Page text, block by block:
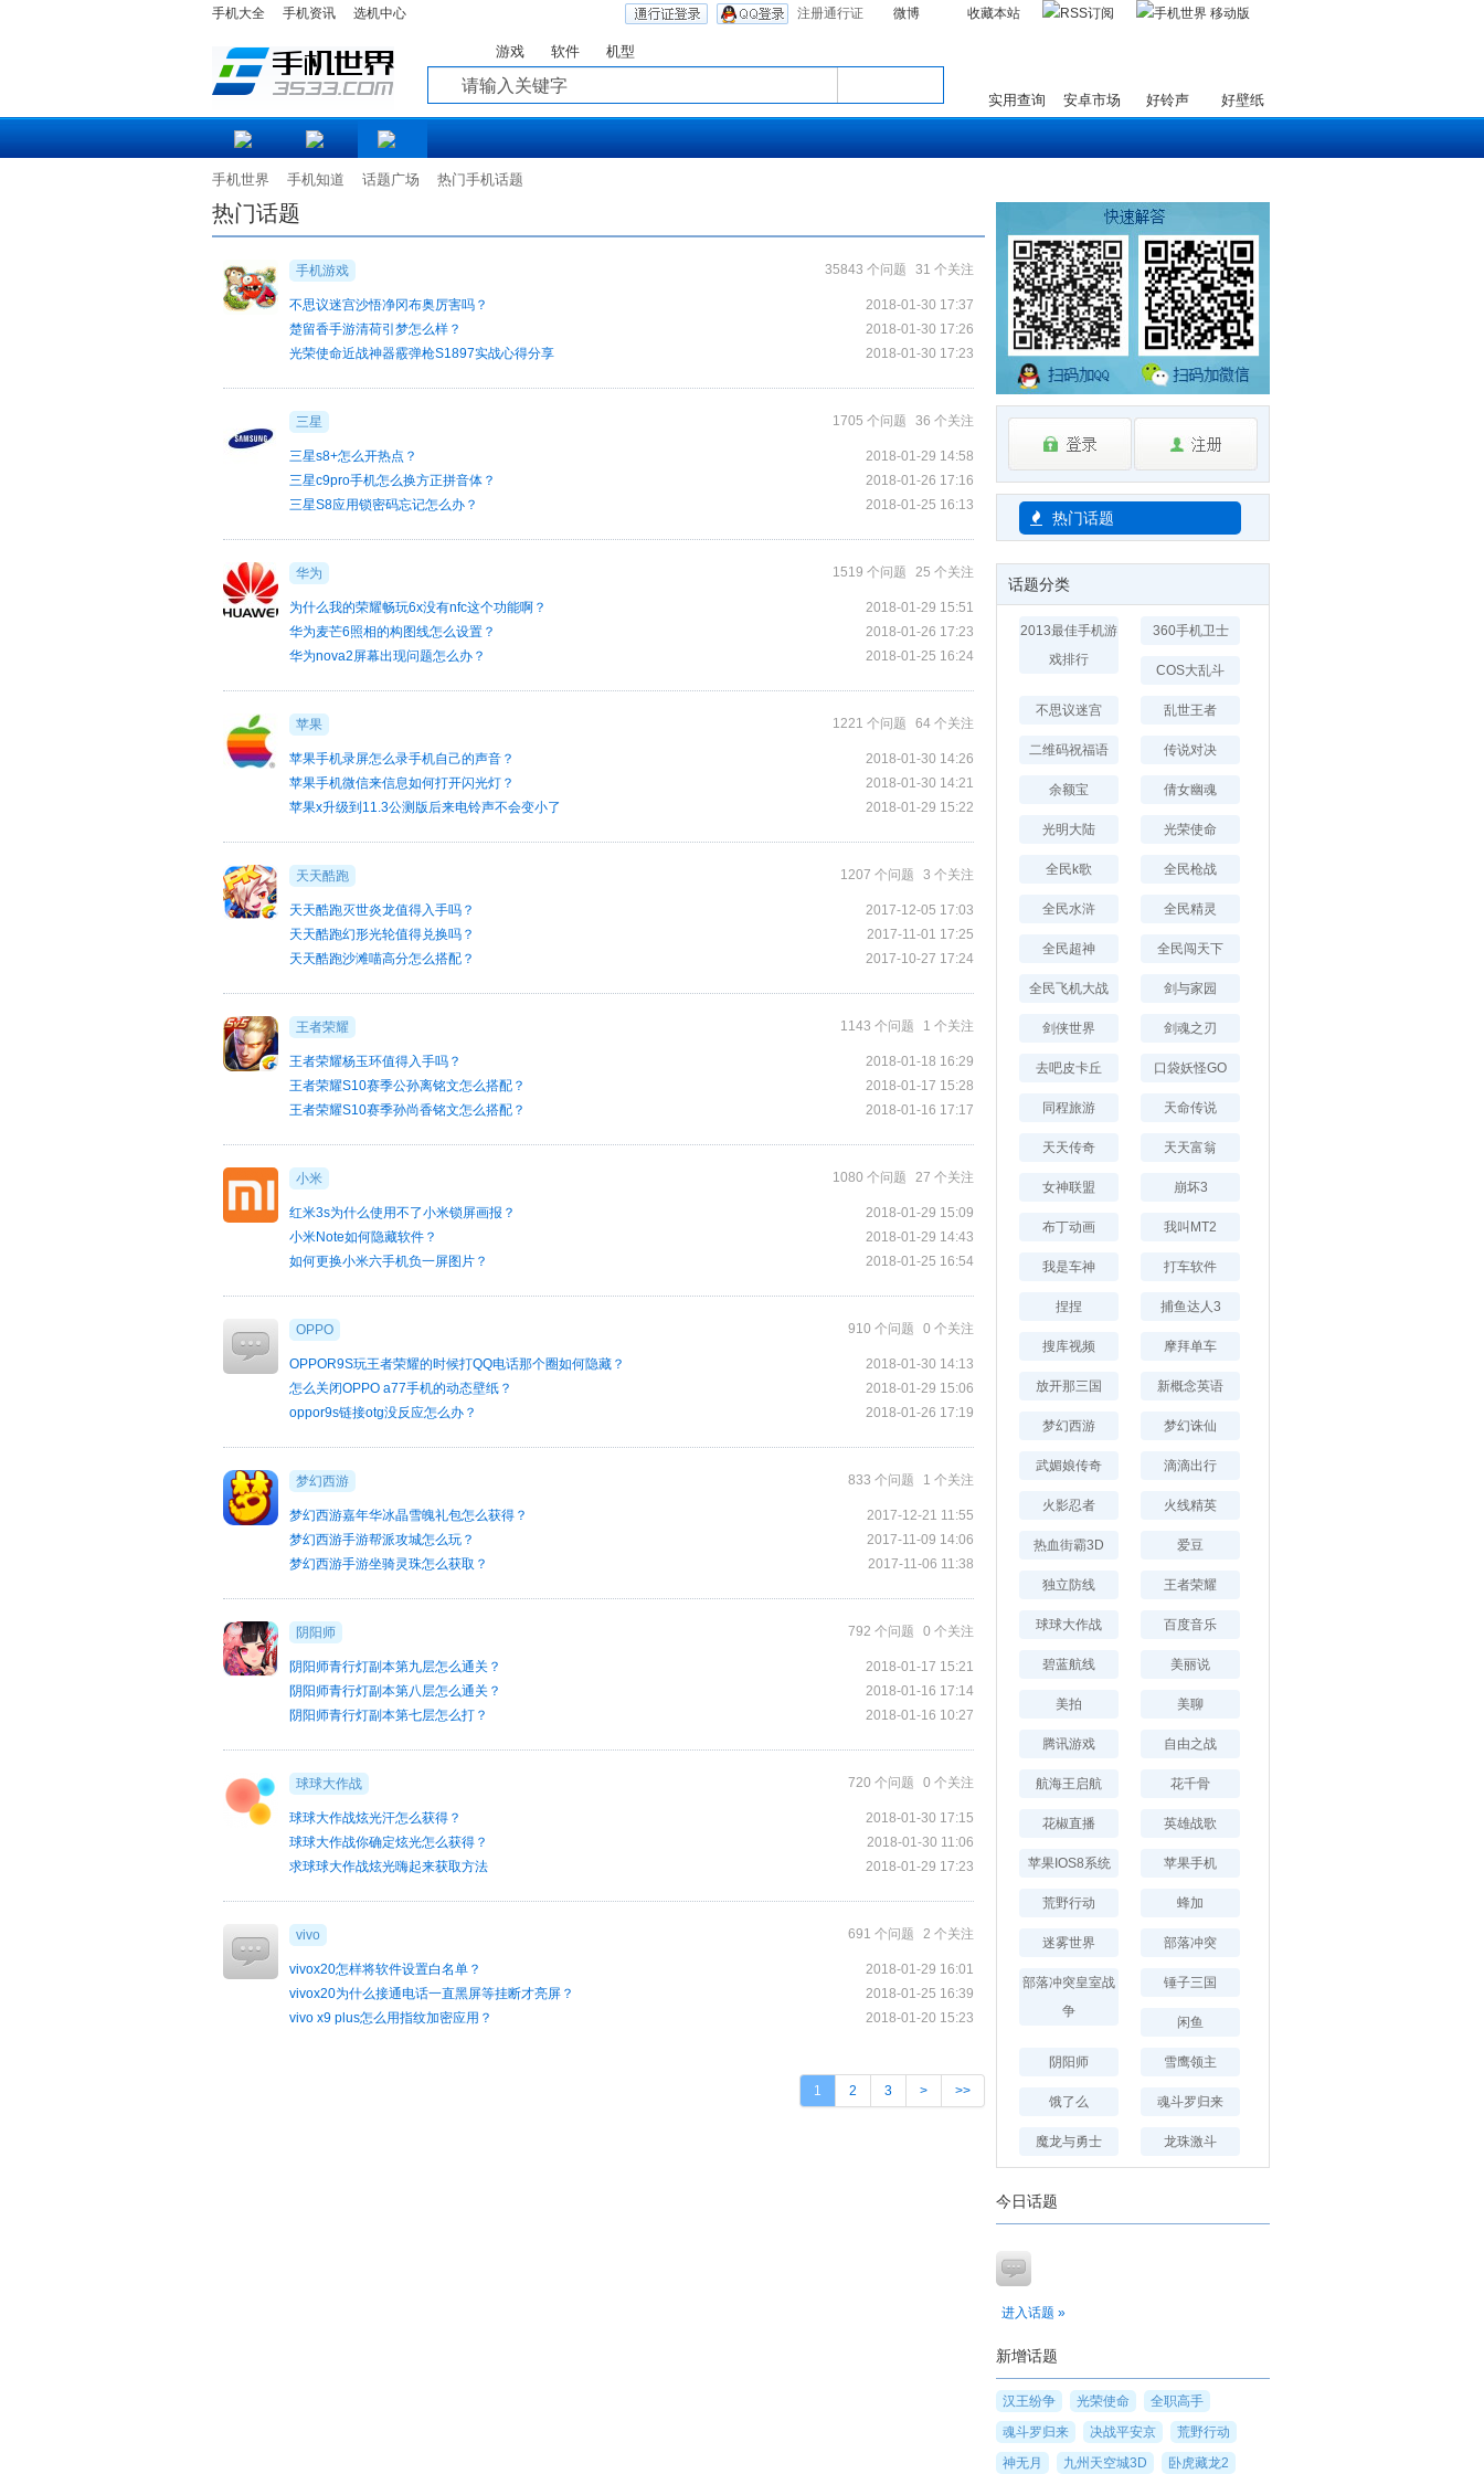
手机大全 手机资讯 选机中心 注册通行证 微博 收藏本站
游戏 软件 机型
实用查询 安卓市场 好铃声 好壁纸
手机世界 手机知道 话题广场 热门手机话题
热门话题
35843 个问题 31 个关注
手机游戏
2018-01-30 17:37
不思议迷宫沙悟净冈布奥厉害吗？
2018-01-30 17:26
楚留香手游清荷引梦怎么样？
2018-01-30 17:23
光荣使命近战神器霰弹枪S1897实战心得分享
1705 个问题 36 个关注
三星
2018-01-29 14:58
三星s8+怎么开热点？
2018-01-26 17:16
三星c9pro手机怎么换方正拼音体？
2018-01-25 16:13
三星S8应用锁密码忘记怎么办？
1519 个问题 25 个关注
华为
2018-01-29 15:51
为什么我的荣耀畅玩6x没有nfc这个功能啊？
2018-01-26 17:23
华为麦芒6照相的构图线怎么设置？
2018-01-25 16:24
华为nova2屏幕出现问题怎么办？
1221 个问题 64 个关注
苹果
2018-01-30 14:26
苹果手机录屏怎么录手机自己的声音？
2018-01-30 14:21
苹果手机微信来信息如何打开闪光灯？
2018-01-29 15:22
苹果x升级到11.3公测版后来电铃声不会变小了
1207 个问题 3 个关注
天天酷跑
2017-12-05 17:03
天天酷跑灭世炎龙值得入手吗？
2017-11-01 17:25
天天酷跑幻形光轮值得兑换吗？
2017-10-27 17:24
天天酷跑沙滩喵高分怎么搭配？
1143 个问题 1 个关注
王者荣耀
2018-01-18 16:29
王者荣耀杨玉环值得入手吗？
2018-01-17 15:28
王者荣耀S10赛季公孙离铭文怎么搭配？
2018-01-16 17:17
王者荣耀S10赛季孙尚香铭文怎么搭配？
1080 个问题 27 个关注
小米
2018-01-29 15:09
红米3s为什么使用不了小米锁屏画报？
2018-01-29 14:43
小米Note如何隐藏软件？
2018-01-25 16:54
如何更换小米六手机负一屏图片？
910 个问题 0 个关注
OPPO
2018-01-30 14:13
OPPOR9S玩王者荣耀的时候打QQ电话那个圈如何隐藏？
2018-01-29 15:06
怎么关闭OPPO a77手机的动态壁纸？
2018-01-26 17:19
oppor9s链接otg没反应怎么办？
833 个问题 1 个关注
梦幻西游
2017-12-21 11:55
梦幻西游嘉年华冰晶雪魄礼包怎么获得？
2017-11-09 14:06
梦幻西游手游帮派攻城怎么玩？
2017-11-06 11:38
梦幻西游手游坐骑灵珠怎么获取？
792 个问题 0 个关注
阴阳师
2018-01-17 15:21
阴阳师青行灯副本第九层怎么通关？
2018-01-16 17:14
阴阳师青行灯副本第八层怎么通关？
2018-01-16 10:27
阴阳师青行灯副本第七层怎么打？
720 个问题 0 个关注
球球大作战
2018-01-30 17:15
球球大作战炫光汗怎么获得？
2018-01-30 11:06
球球大作战你确定炫光怎么获得？
2018-01-29 17:23
求球球大作战炫光嗨起来获取方法
691 个问题 2 个关注
vivo
2018-01-29 16:01
vivox20怎样将软件设置白名单？
2018-01-25 16:39
vivox20为什么接通电话一直黑屏等挂断才亮屏？
2018-01-20 15:23
vivo x9 plus怎么用指纹加密应用？
1 2 3 > >>
热门话题
话题分类
2013最佳手机游
戏排行
360手机卫士
COS大乱斗
不思议迷宫 乱世王者
二维码祝福语 传说对决
余额宝 倩女幽魂
光明大陆 光荣使命
全民k歌 全民枪战
全民水浒 全民精灵
全民超神 全民闯天下
全民飞机大战 剑与家园
剑侠世界 剑魂之刃
去吧皮卡丘 口袋妖怪GO
同程旅游 天命传说
天天传奇 天天富翁
女神联盟 崩坏3
布丁动画 我叫MT2
我是车神 打车软件
捏捏 捕鱼达人3
搜库视频 摩拜单车
放开那三国 新概念英语
梦幻西游 梦幻诛仙
武媚娘传奇 滴滴出行
火影忍者 火线精英
热血街霸3D 爱豆
独立防线 王者荣耀
球球大作战 百度音乐
碧蓝航线 美丽说
美拍 美聊
腾讯游戏 自由之战
航海王启航 花千骨
花椒直播 英雄战歌
苹果IOS8系统 苹果手机
荒野行动 蜂加
迷雾世界 部落冲突
部落冲突皇室战
争
锤子三国
闲鱼
阴阳师 雪鹰领主
饿了么 魂斗罗归来
魔龙与勇士 龙珠激斗
今日话题
进入话题 »
新增话题
汉王纷争 光荣使命
全职高手
魂斗罗归来
决战平安京
荒野行动
神无月
九州天空城3D 卧虎藏龙2